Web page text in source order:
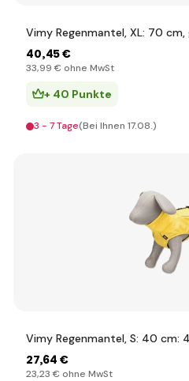
Vimy Regenmantel, XL: 70 cm,
40,45 €
33,99 € ohne MwSt
+ 40 Punkte
3 - 7 Tage(Bei Ihnen 17.08.)
Vimy Regenmantel, S: 40 cm:
27,64 €
23,23 € ohne MwSt